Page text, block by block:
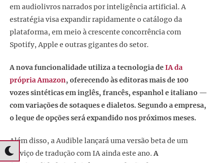
em audiolivros narrados por inteligência artificial. A
estratégia visa expandir rapidamente o catálogo da
plataforma, em meio à crescente concorrência com
Spotify, Apple e outras gigantes do setor.
A nova funcionalidade utiliza a tecnologia deIA da
própria Amazon, oferecendo às editoras mais de 100
vozes sintéticas em inglês, francês, espanhol e italiano —
com variações de sotaques e dialetos. Segundo a empresa,
o leque de opções será expandido nos próximos meses.
Além disso, a Audible lançará uma versão beta de um
serviço de tradução com IA ainda este ano.A